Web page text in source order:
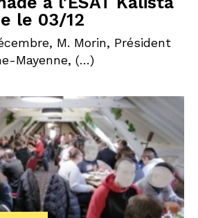
le 03/12
M. Morin, Président
Mayenne, (…)